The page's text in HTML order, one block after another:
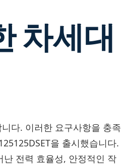
차세대
다. 이러한 요구사항을 충족
을 출시했습니다.
난 전력 효율성, 안정적인 작